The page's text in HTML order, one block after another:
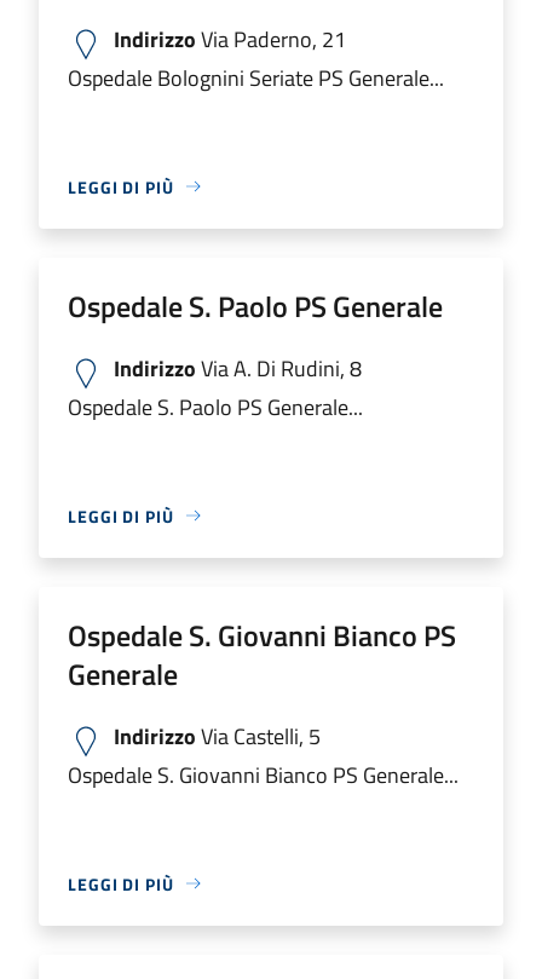
IndirizzoVia Paderno, 21
Ospedale Bolognini Seriate PS Generale...
LEGGI DI PIÙ
Ospedale S. Paolo PS Generale
IndirizzoVia A. Di Rudini, 8
Ospedale S. Paolo PS Generale...
LEGGI DI PIÙ
Ospedale S. Giovanni Bianco PS
Generale
IndirizzoVia Castelli, 5
Ospedale S. Giovanni Bianco PS Generale...
LEGGI DI PIÙ